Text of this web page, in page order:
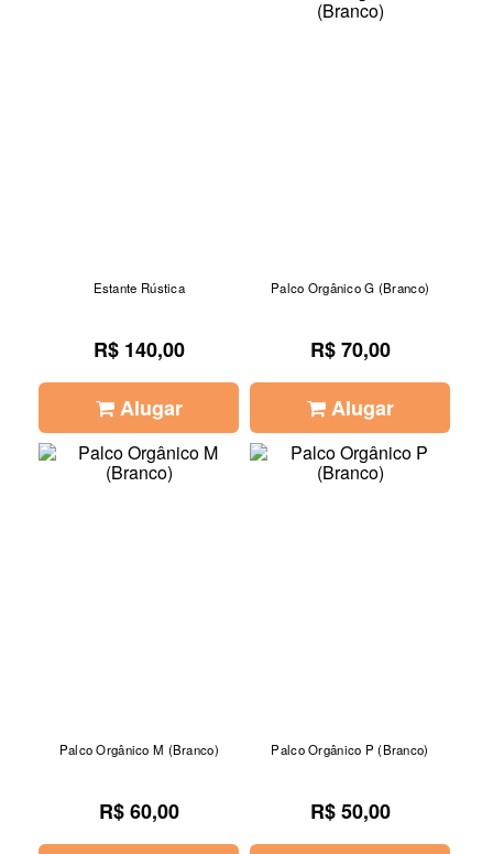
Estante Rústica
R$ 140,00
Alugar
Palco Orgânico G (Branco)
R$ 70,00
Alugar
Palco Orgânico M (Branco)
R$ 60,00
Palco Orgânico P (Branco)
R$ 50,00